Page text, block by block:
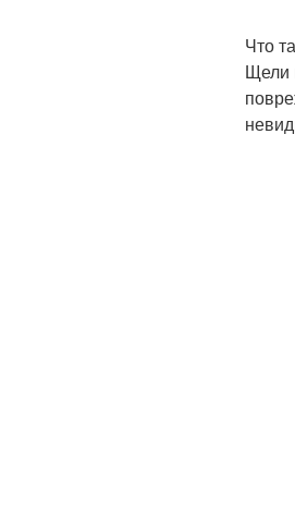
Что
Щели